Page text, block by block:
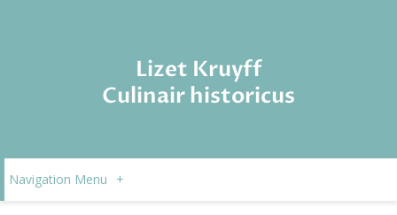
Lizet Kruyff
Culinair historicus
Navigation Menu +